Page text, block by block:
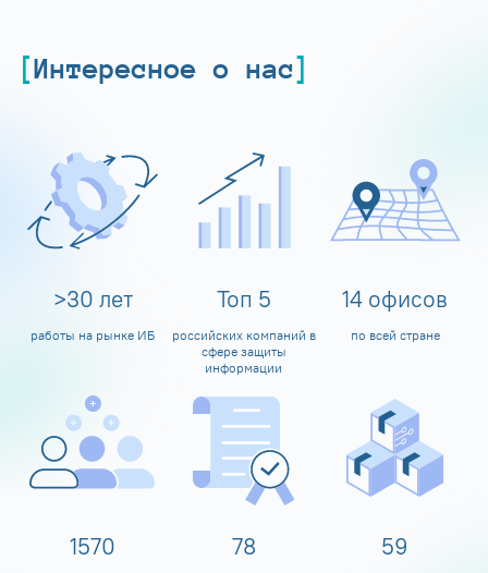
Интересное о нас
>30 лет
работы на рынке ИБ
Топ 5
российских компаний в
сфере защиты
информации
14 офисов
по всей стране
1600 80 60